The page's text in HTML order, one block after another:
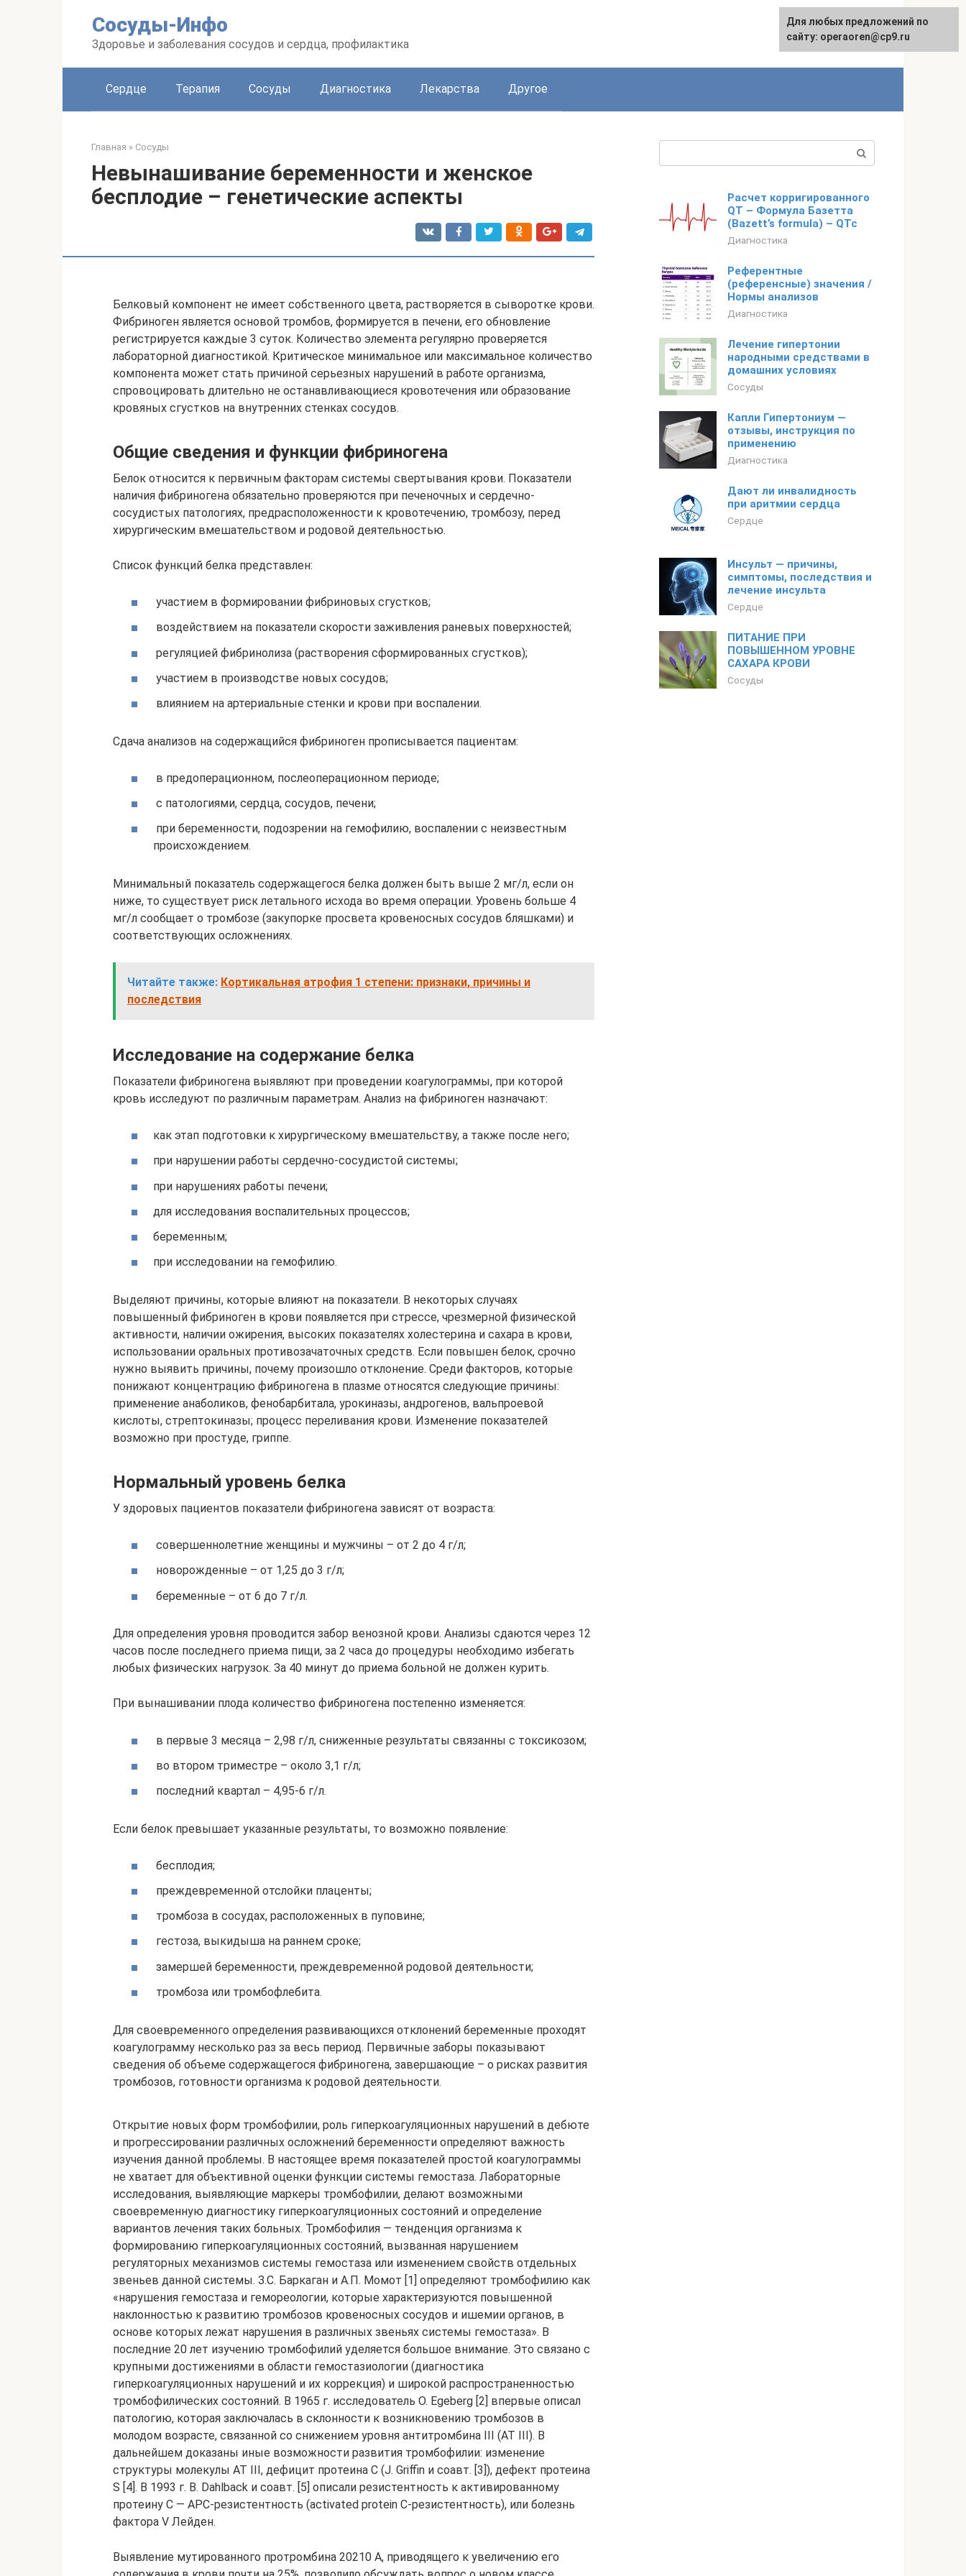
Сосуды-Инфо
Здоровье и заболевания сосудов и сердца, профилактика
Сердце Терапия Сосуды Диагностика Лекарства Другое
Главная » Сосуды
Невынашивание беременности и женское
бесплодие – генетические аспекты
Белковый компонент не имеет собственного цвета, растворяется в сыворотке крови.
Фибриноген является основой тромбов, формируется в печени, его обновление
регистрируется каждые 3 суток. Количество элемента регулярно проверяется
лабораторной диагностикой. Критическое минимальное или максимальное количество
компонента может стать причиной серьезных нарушений в работе организма,
спровоцировать длительно не останавливающиеся кровотечения или образование
кровяных сгустков на внутренних стенках сосудов.
Общие сведения и функции фибриногена
Белок относится к первичным факторам системы свертывания крови. Показатели
наличия фибриногена обязательно проверяются при печеночных и сердечно-
сосудистых патологиях, предрасположенности к кровотечению, тромбозу, перед
хирургическим вмешательством и родовой деятельностью.
Список функций белка представлен:
участием в формировании фибриновых сгустков;
воздействием на показатели скорости заживления раневых поверхностей;
регуляцией фибринолиза (растворения сформированных сгустков);
участием в производстве новых сосудов;
влиянием на артериальные стенки и крови при воспалении.
Сдача анализов на содержащийся фибриноген прописывается пациентам:
в предоперационном, послеоперационном периоде;
с патологиями, сердца, сосудов, печени;
при беременности, подозрении на гемофилию, воспалении с неизвестным
происхождением.
Минимальный показатель содержащегося белка должен быть выше 2 мг/л, если он
ниже, то существует риск летального исхода во время операции. Уровень больше 4
мг/л сообщает о тромбозе (закупорке просвета кровеносных сосудов бляшками) и
соответствующих осложнениях.
Читайте также: Кортикальная атрофия 1 степени: признаки, причины и
последствия
Исследование на содержание белка
Показатели фибриногена выявляют при проведении коагулограммы, при которой
кровь исследуют по различным параметрам. Анализ на фибриноген назначают:
как этап подготовки к хирургическому вмешательству, а также после него;
при нарушении работы сердечно-сосудистой системы;
при нарушениях работы печени;
для исследования воспалительных процессов;
беременным;
при исследовании на гемофилию.
Выделяют причины, которые влияют на показатели. В некоторых случаях
повышенный фибриноген в крови появляется при стрессе, чрезмерной физической
активности, наличии ожирения, высоких показателях холестерина и сахара в крови,
использовании оральных противозачаточных средств. Если повышен белок, срочно
нужно выявить причины, почему произошло отклонение. Среди факторов, которые
понижают концентрацию фибриногена в плазме относятся следующие причины:
применение анаболиков, фенобарбитала, урокиназы, андрогенов, вальпроевой
кислоты, стрептокиназы; процесс переливания крови. Изменение показателей
возможно при простуде, гриппе.
Нормальный уровень белка
У здоровых пациентов показатели фибриногена зависят от возраста:
совершеннолетние женщины и мужчины – от 2 до 4 г/л;
новорожденные – от 1,25 до 3 г/л;
беременные – от 6 до 7 г/л.
Для определения уровня проводится забор венозной крови. Анализы сдаются через 12
часов после последнего приема пищи, за 2 часа до процедуры необходимо избегать
любых физических нагрузок. За 40 минут до приема больной не должен курить.
При вынашивании плода количество фибриногена постепенно изменяется:
в первые 3 месяца – 2,98 г/л, сниженные результаты связанны с токсикозом;
во втором триместре – около 3,1 г/л;
последний квартал – 4,95-6 г/л.
Если белок превышает указанные результаты, то возможно появление:
бесплодия;
преждевременной отслойки плаценты;
тромбоза в сосудах, расположенных в пуповине;
гестоза, выкидыша на раннем сроке;
замершей беременности, преждевременной родовой деятельности;
тромбоза или тромбофлебита.
Для своевременного определения развивающихся отклонений беременные проходят
коагулограмму несколько раз за весь период. Первичные заборы показывают
сведения об объеме содержащегося фибриногена, завершающие – о рисках развития
тромбозов, готовности организма к родовой деятельности.
Открытие новых форм тромбофилии, роль гиперкоагуляционных нарушений в дебюте
и прогрессировании различных осложнений беременности определяют важность
изучения данной проблемы. В настоящее время показателей простой коагулограммы
не хватает для объективной оценки функции системы гемостаза. Лабораторные
исследования, выявляющие маркеры тромбофилии, делают возможными
своевременную диагностику гиперкоагуляционных состояний и определение
вариантов лечения таких больных. Тромбофилия — тенденция организма к
формированию гиперкоагуляционных состояний, вызванная нарушением
регуляторных механизмов системы гемостаза или изменением свойств отдельных
звеньев данной системы. З.С. Баркаган и А.П. Момот [1] определяют тромбофилию как
«нарушения гемостаза и гемореологии, которые характеризуются повышенной
наклонностью к развитию тромбозов кровеносных сосудов и ишемии органов, в
основе которых лежат нарушения в различных звеньях системы гемостаза». В
последние 20 лет изучению тромбофилий уделяется большое внимание. Это связано с
крупными достижениями в области гемостазиологии (диагностика
гиперкоагуляционных нарушений и их коррекция) и широкой распространенностью
тромбофилических состояний. В 1965 г. исследователь O. Egeberg [2] впервые описал
патологию, которая заключалась в склонности к возникновению тромбозов в
молодом возрасте, связанной со снижением уровня антитромбина ІІІ (АТ III). В
дальнейшем доказаны иные возможности развития тромбофилии: изменение
структуры молекулы АТ III, дефицит протеина С (J. Griffin и соавт. [3]), дефект протеина
S [4]. В 1993 г. B. Dahlback и соавт. [5] описали резистентность к активированному
протеину С — АРС-резистентность (activated protein С-резистентность), или болезнь
фактора V Лейден.
Выявление мутированного протромбина 20210 А, приводящего к увеличению его
Расчет корригированного
QT – Формула Базетта
(Bazett’s formula) – QTc
Диагностика
Референтные
(референсные) значения /
Нормы анализов
Диагностика
Лечение гипертонии
народными средствами в
домашних условиях
Сосуды
Капли Гипертониум —
отзывы, инструкция по
применению
Диагностика
Дают ли инвалидность
при аритмии сердца
Сердце
Инсульт — причины,
симптомы, последствия и
лечение инсульта
Сердце
ПИТАНИЕ ПРИ
ПОВЫШЕННОМ УРОВНЕ
САХАРА КРОВИ
Сосуды
Для любых предложений по
сайту: operaoren@cp9.ru